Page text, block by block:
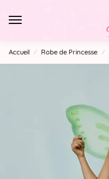
Accueil / Robe de Princesse /